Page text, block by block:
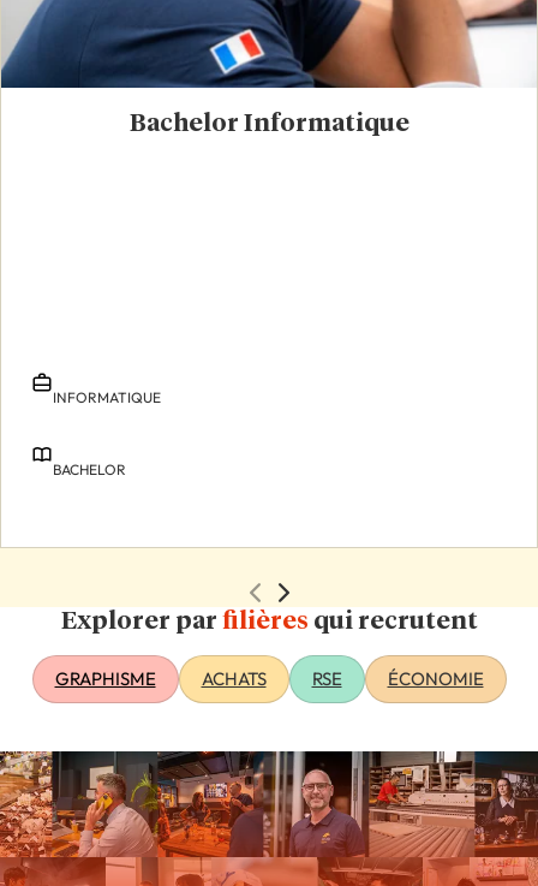
Bachelor Informatique
INFORMATIQUE
BACHELOR
Explorer par filières qui recrutent
GRAPHISME ACHATS RSE ÉCONOMIE